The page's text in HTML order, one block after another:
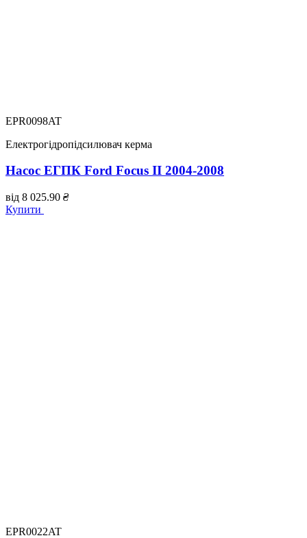
EPR0098AT
Електрогідропідсилювач керма
Насос ЕГПК Ford Focus II 2004-2008
від 8 025.90 ₴
Купити
EPR0022AT